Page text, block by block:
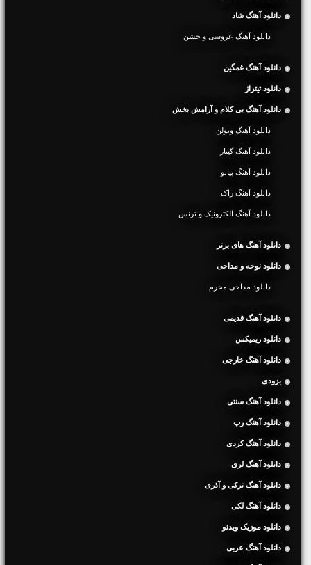
دانلود آهنگ شاد
دانلود آهنگ عروسی و جشن
دانلود آهنگ غمگین
دانلود تیتراژ
دانلود آهنگ بی کلام و آرامش بخش
دانلود آهنگ ویولن
دانلود آهنگ گیتار
دانلود آهنگ پیانو
دانلود آهنگ راک
دانلود آهنگ الکترونیک و ترنس
دانلود آهنگ های برتر
دانلود نوحه و مداحی
دانلود مداحی محرم
دانلود آهنگ قدیمی
دانلود ریمیکس
دانلود آهنگ خارجی
بزودی
دانلود آهنگ سنتی
دانلود آهنگ رپ
دانلود آهنگ کردی
دانلود آهنگ لری
دانلود آهنگ ترکی و آذری
دانلود آهنگ لکی
دانلود موزیک ویدئو
دانلود آهنگ عربی